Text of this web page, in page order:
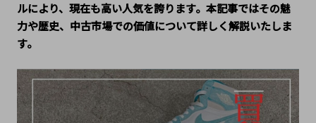
ルにより、現在も高い人気を誇ります。本記事ではその魅
力や歴史、中古市場での価値について詳しく解説いたしま
す。